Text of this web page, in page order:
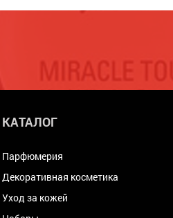
КАТАЛОГ
Парфюмерия
Декоративная косметика
Уход за кожей